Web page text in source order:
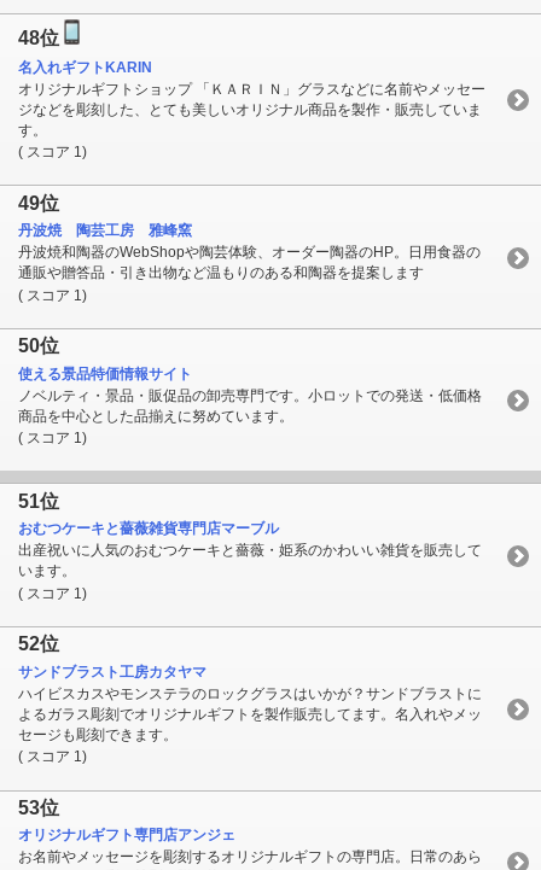
48位
名入れギフトKARIN
オリジナルギフトショップ 「ＫＡＲＩＮ」グラスなどに名前やメッセー
ジなどを彫刻した、とても美しいオリジナル商品を製作・販売していま
す。
( スコア 1)
49位
丹波焼 陶芸工房 雅峰窯
丹波焼和陶器のWebShopや陶芸体験、オーダー陶器のHP。日用食器の
通販や贈答品・引き出物など温もりのある和陶器を提案します
( スコア 1)
50位
使える景品特価情報サイト
ノベルティ・景品・販促品の卸売専門です。小ロットでの発送・低価格
商品を中心とした品揃えに努めています。
( スコア 1)
51位
おむつケーキと薔薇雑貨専門店マーブル
出産祝いに人気のおむつケーキと薔薇・姫系のかわいい雑貨を販売して
います。
( スコア 1)
52位
サンドブラスト工房カタヤマ
ハイビスカスやモンステラのロックグラスはいかが？サンドブラストに
よるガラス彫刻でオリジナルギフトを製作販売してます。名入れやメッ
セージも彫刻できます。
( スコア 1)
53位
オリジナルギフト専門店アンジェ
お名前やメッセージを彫刻するオリジナルギフトの専門店。日常のあら